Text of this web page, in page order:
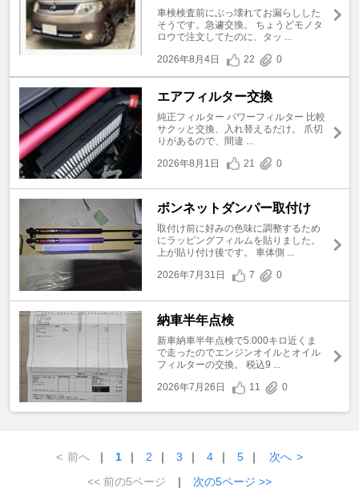
車検検査前にぶっ壊れてお漏らしした
そうです。急遽交換。 ちょうどモノタ
ロウで注文してたのに、タッ ...
2026年8月4日
22 0
エアフィルター交換
純正フィルター パワーフィルター 比較
サクッと交換、入れ替えるだけ。 爪切
りがあるので、間違 ...
2026年8月1日
21 0
ボンネットダンパー取付け
取付け前に好みの色味に調整するため
にラッピングフィルムを貼りました。
上が貼り付け後です。 車体側 ...
2026年7月31日
7 0
納車半年点検
新車納車半年点検で5.000キロ近くま
で走ったのでエンジンオイルとオイル
フィルターの交換。 税込9 ...
2026年7月26日
11 0
< 前へ ｜ 1 ｜ 2 ｜ 3 ｜ 4 ｜ 5 ｜ 次へ >
<< 前の5ページ
｜ 次の5ページ >>